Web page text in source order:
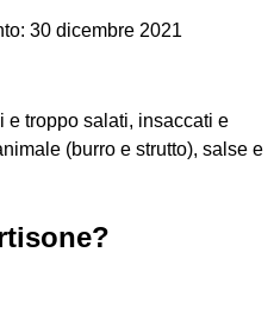
30 dicembre 2021
e troppo salati, insaccati e
(burro e strutto), salse e